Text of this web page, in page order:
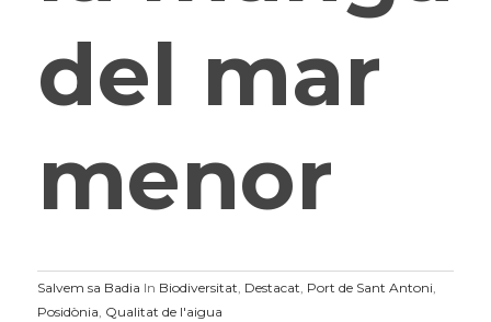
del mar
menor
Salvem sa Badia In Biodiversitat, Destacat, Port de Sant Antoni,
Posidònia, Qualitat de l'aigua